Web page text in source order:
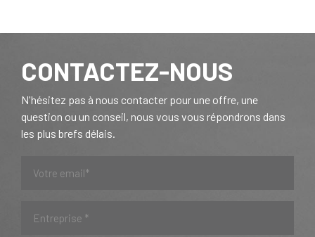
CONTACTEZ-NOUS
N'hésitez pas à nous contacter pour une offre, une
question ou un conseil, nous vous vous répondrons dans
les plus brefs délais.